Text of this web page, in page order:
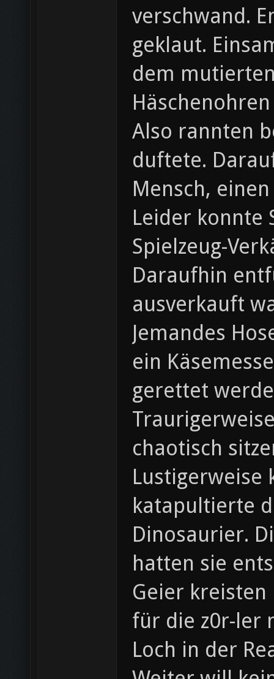
verschwand.
geklaut.
dem
Also rannten
duftete.
Mensch,
Leider konnte
Spielzeug-
Daraufhin
ausverkauft
Jemandes
ein
gerettet
chaotisch
Lustigerweise
katapultierte
Dinosaurier.
hatten sie
Geier
für die z0r-ler
Loch in der